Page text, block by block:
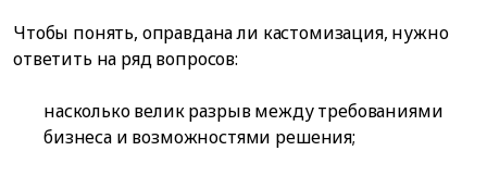
Чтобы понять, оправдана ли кастомизация, нужно
ответить на ряд вопросов:
насколько велик разрыв между требованиями
бизнеса и возможностями решения;